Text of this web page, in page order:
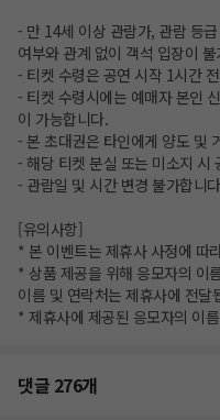
- 만 14세 이상 관람가, 관람 등
여부와 관계 없이 객석 입장이
- 티켓 수령은 공연 시작 1시간
- 티켓 수령시에는 예매자 본인
이 가능합니다.
- 본 초대권은 타인에게 양도 및
- 해당 티켓 분실 또는 미소지 시
- 관람일 및 시간 변경 불가합니
[유의사항]
* 본 이벤트는 제휴사 사정에 따
* 상품 제공을 위해 응모자의 이
이름 및 연락처는 제휴사에 전달
* 제휴사에 제공된 응모자의 이
댓글 276개